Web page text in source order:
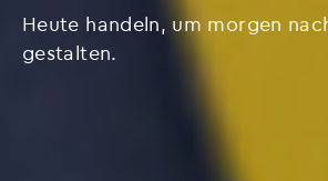
Heute handeln, um morgen
gestalten.